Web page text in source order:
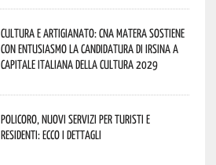
Cultura e Artigianato: CNA Matera sostiene
con entusiasmo la candidatura di Irsina a
Capitale Italiana della Cultura 2029
Policoro, nuovi servizi per turisti e
residenti: ecco i dettagli